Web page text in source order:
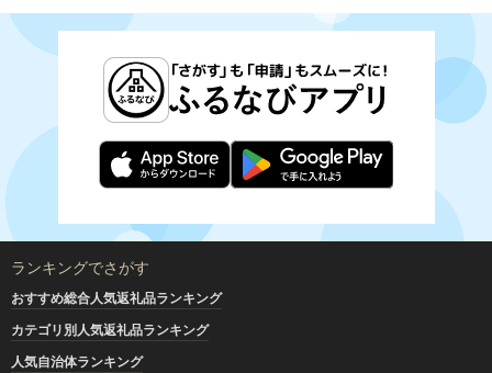
ランキングでさがす
おすすめ総合人気返礼品ランキング
カテゴリ別人気返礼品ランキング
人気自治体ランキング